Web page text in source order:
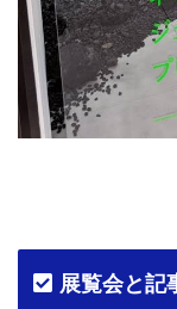
展覧会と記